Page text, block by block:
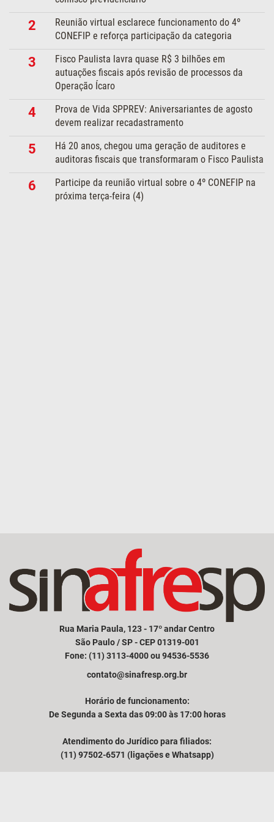
2
Reunião virtual esclarece funcionamento do 4º
CONEFIP e reforça participação da categoria
3
Fisco Paulista lavra quase R$ 3 bilhões em
autuações fiscais após revisão de processos da
Operação Ícaro
4
Prova de Vida SPPREV: Aniversariantes de agosto
devem realizar recadastramento
5
Há 20 anos, chegou uma geração de auditores e
auditoras fiscais que transformaram o Fisco Paulista
6
Participe da reunião virtual sobre o 4º CONEFIP na
próxima terça-feira (4)
Rua Maria Paula, 123 - 17º andar Centro
São Paulo / SP - CEP 01319-001
Fone: (11) 3113-4000 ou 94536-5536
contato@sinafresp.org.br
Horário de funcionamento:
De Segunda a Sexta das 09:00 às 17:00 horas
Atendimento do Jurídico para filiados:
(11) 97502-6571 (ligações e Whatsapp)